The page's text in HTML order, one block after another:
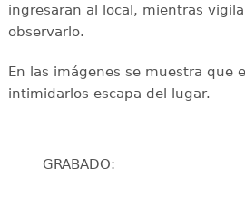
ingresaran al local, mientras
observarlo.
En las imágenes se muestra que
intimidarlos escapa del lugar.
GRABADO: